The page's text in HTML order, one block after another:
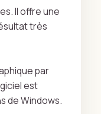
Il offre une
très
par
est
de Windows.